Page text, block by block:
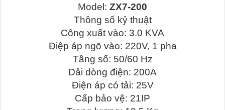
Model: ZX7-200
Thông số kỷ thuật
Công xuất vào: 3.0 KVA
Điệp áp ngõ vào: 220V, 1 pha
Tầng số: 50/60 Hz
Dải dòng điện: 200A
Điện áp có tải: 25V
Cấp bảo vệ: 21IP